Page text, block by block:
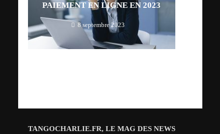
PAIEMENT EN LIGNE EN 2023
8 septembre 2023
TANGOCHARLIE.FR, LE MAG DES NEWS